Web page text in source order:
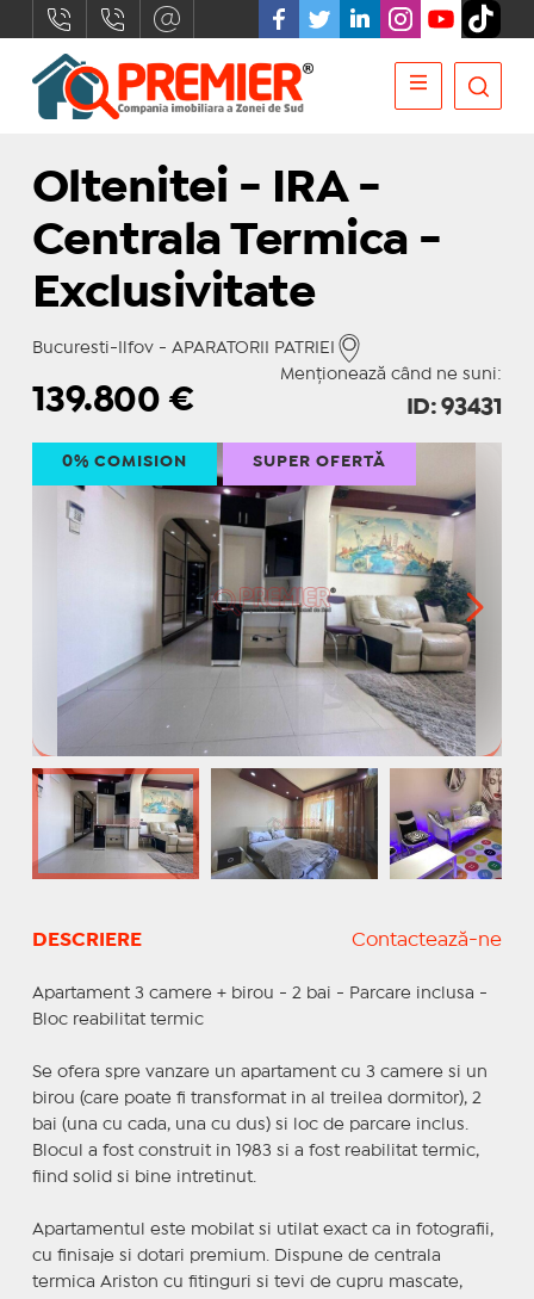
Oltenitei - IRA -
Centrala Termica -
Exclusivitate
Bucuresti-Ilfov - APARATORII PATRIEI
Menționează când ne suni:
139.800 € ID: 93431
0% COMISION SUPER OFERTĂ
DESCRIERE Contactează-ne
Apartament 3 camere + birou - 2 bai - Parcare inclusa -
Bloc reabilitat termic
Se ofera spre vanzare un apartament cu 3 camere si un
birou (care poate fi transformat in al treilea dormitor), 2
bai (una cu cada, una cu dus) si loc de parcare inclus.
Blocul a fost construit in 1983 si a fost reabilitat termic,
fiind solid si bine intretinut.
Apartamentul este mobilat si utilat exact ca in fotografii,
cu finisaje si dotari premium. Dispune de centrala
termica Ariston cu fitinguri si tevi de cupru mascate,